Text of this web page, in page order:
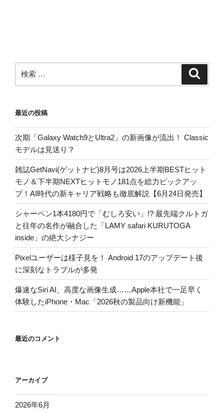
検
索:
最近の投稿
次期「Galaxy Watch9とUltra2」の新画像が流出！ Classic
モデルは見送り？
雑誌GetNavi(ゲットナビ)8月号は2026上半期BESTヒット
モノ＆下半期NEXTヒットモノ181点を総力ピックアッ
プ！AI時代の新キャリア戦略も徹底解説【6月24日発売】
シャーペン1本4180円で「むしろ安い」!? 最先端クルトガ
と往年の名作が融合した「LAMY safari KURUTOGA
inside」の絶大シナジー
Pixelユーザーは様子見を！ Android 17のアップデート後
に深刻なトラブルが多発
爆速なSiri AI、高度な画像生成……Apple本社で一足早く
体験したiPhone・Mac「2026秋の製品向け新機能」
最近のコメント
アーカイブ
2026年6月